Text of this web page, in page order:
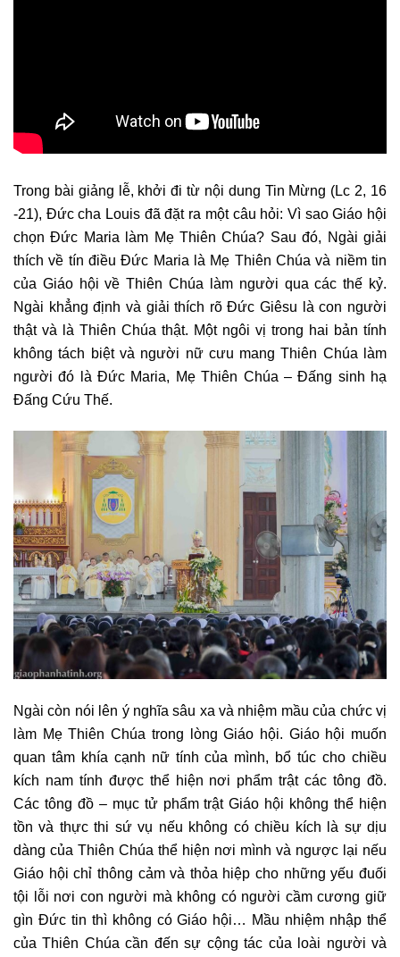
Trong bài giảng lễ, khởi đi từ nội dung Tin Mừng (Lc 2, 16
-21), Đức cha Louis đã đặt ra một câu hỏi: Vì sao Giáo hội
chọn Đức Maria làm Mẹ Thiên Chúa? Sau đó, Ngài giải
thích về tín điều Đức Maria là Mẹ Thiên Chúa và niềm tin
của Giáo hội về Thiên Chúa làm người qua các thế kỷ.
Ngài khẳng định và giải thích rõ Đức Giêsu là con người
thật và là Thiên Chúa thật. Một ngôi vị trong hai bản tính
không tách biệt và người nữ cưu mang Thiên Chúa làm
người đó là Đức Maria, Mẹ Thiên Chúa – Đấng sinh hạ
Đấng Cứu Thế.
Ngài còn nói lên ý nghĩa sâu xa và nhiệm mầu của chức vị
làm Mẹ Thiên Chúa trong lòng Giáo hội. Giáo hội muốn
quan tâm khía cạnh nữ tính của mình, bổ túc cho chiều
kích nam tính được thể hiện nơi phẩm trật các tông đồ.
Các tông đồ – mục tử phẩm trật Giáo hội không thể hiện
tồn và thực thi sứ vụ nếu không có chiều kích là sự dịu
dàng của Thiên Chúa thể hiện nơi mình và ngược lại nếu
Giáo hội chỉ thông cảm và thỏa hiệp cho những yếu đuối
tội lỗi nơi con người mà không có người cầm cương giữ
gìn Đức tin thì không có Giáo hội… Mầu nhiệm nhập thể
của Thiên Chúa cần đến sự cộng tác của loài người và